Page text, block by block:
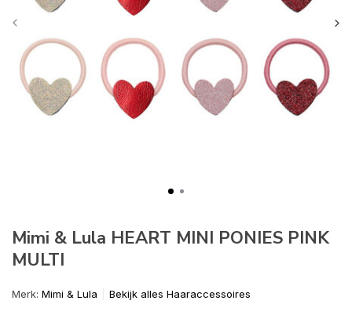
Mimi & Lula HEART MINI PONIES PINK
MULTI
Merk: Mimi & Lula Bekijk alles Haaraccessoires